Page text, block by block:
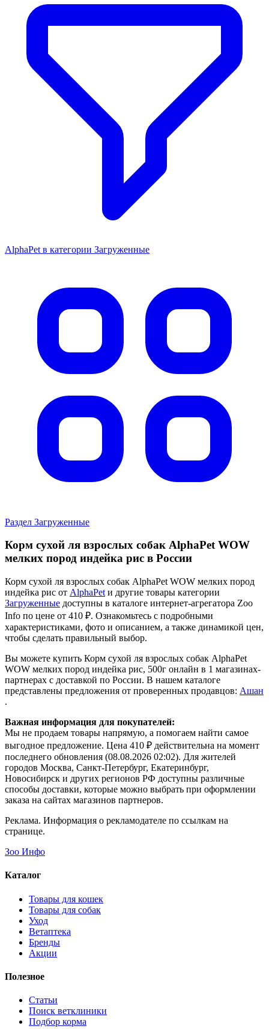
AlphaPet в категории Загруженные
Раздел Загруженные
Корм сухой ля взрослых собак AlphaPet WOW
мелких пород индейка рис в России
Корм сухой ля взрослых собак AlphaPet WOW мелких пород
индейка рис от AlphaPet и другие товары категории
Загруженные доступны в каталоге интернет-агрегатора Zoo
Info по цене от 410 ₽. Ознакомьтесь с подробными
характеристиками, фото и описанием, а также динамикой цен,
чтобы сделать правильный выбор.
Вы можете купить Корм сухой ля взрослых собак AlphaPet
WOW мелких пород индейка рис, 500г онлайн в 1 магазинах-
партнерах с доставкой по России. В нашем каталоге
представлены предложения от проверенных продавцов: Ашан
.
Важная информация для покупателей:
Мы не продаем товары напрямую, а помогаем найти самое
выгодное предложение. Цена 410 ₽ действительна на момент
последнего обновления (08.08.2026 02:02). Для жителей
городов Москва, Санкт-Петербург, Екатеринбург,
Новосибирск и других регионов РФ доступны различные
способы доставки, которые можно выбрать при оформлении
заказа на сайтах магазинов партнеров.
Реклама. Информация о рекламодателе по ссылкам на
странице.
Зоо Инфо
Каталог
Товары для кошек
Товары для собак
Уход
Ветаптека
Бренды
Акции
Полезное
Статьи
Поиск ветклиники
Подбор корма